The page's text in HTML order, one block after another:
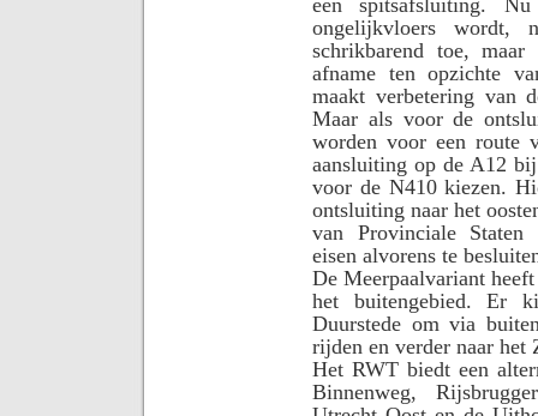
een spitsafsluiting.
ongelijkvloers wordt,
schrikbarend toe,
afname ten opzichte
maakt verbetering van
Maar als voor de
worden voor een route
aansluiting op de A12
voor de N410 kiezen.
ontsluiting naar het
van Provinciale Staten
eisen alvorens te
De Meerpaalvariant
het buitengebied. Er
Duurstede om via
rijden en verder naar het
Het RWT biedt een
Binnenweg,